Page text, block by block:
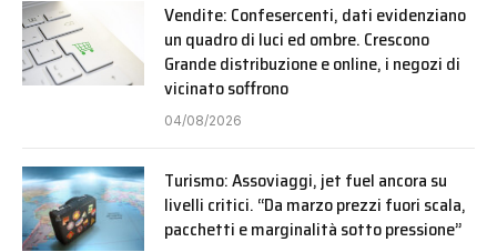
Vendite: Confesercenti, dati evidenziano
un quadro di luci ed ombre. Crescono
Grande distribuzione e online, i negozi di
vicinato soffrono
04/08/2026
Turismo: Assoviaggi, jet fuel ancora su
livelli critici. “Da marzo prezzi fuori scala,
pacchetti e marginalità sotto pressione”